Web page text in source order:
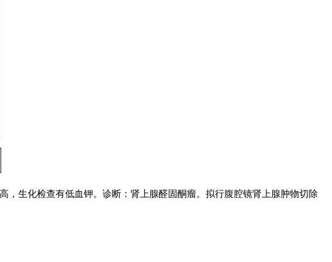
，生化检查有低血钾。诊断：肾上腺醛固酮瘤。拟行腹腔镜肾上腺肿物切除